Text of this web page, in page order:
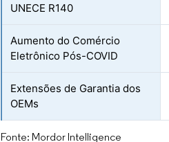
UNECE R140
Aumento do Comércio
Eletrônico Pós-COVID
Extensões de Garantia dos
OEMs
Fonte: Mordor Intelligence